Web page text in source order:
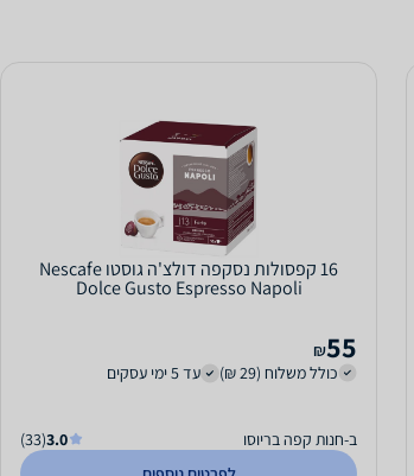
16 קפסולות נסקפה דולצ'ה גוסטו Nescafe
Dolce Gusto Espresso Napoli
55
₪
כולל משלוח (29 ₪)
עד 5 ימי עסקים
ב-חנות קפה בריוסו 3.0
(33)